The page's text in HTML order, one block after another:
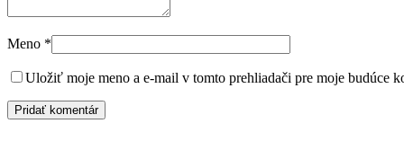
Meno *
Uložiť moje meno a e-mail v tomto prehliadači pre moje budúce